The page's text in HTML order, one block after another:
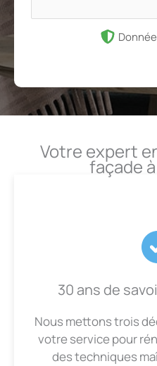
Votre expert
façade
30 ans de
Nous mettons trois
votre service pour
des techniques